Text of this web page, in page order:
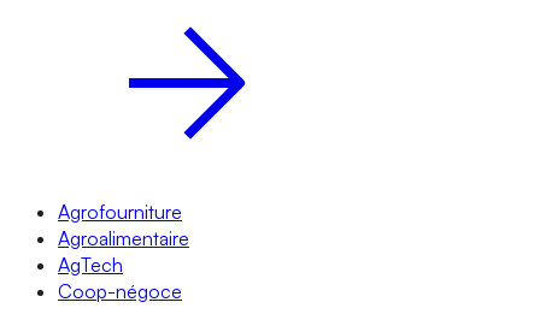
Agrofourniture
Agroalimentaire
AgTech
Coop-négoce